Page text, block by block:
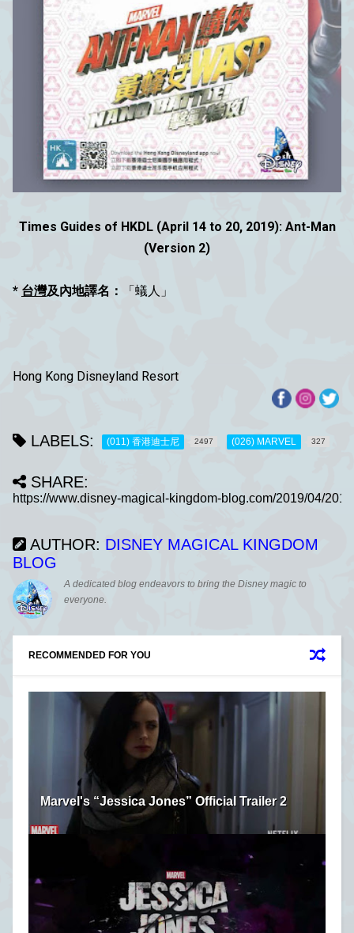
Times Guides of HKDL (April 14 to 20, 2019): Ant-Man
(Version 2)
* 台灣及內地譯名： 「蟻人」
Hong Kong Disneyland Resort
LABELS: (011) 香港迪士尼 2497 (026) MARVEL 327
SHARE:
AUTHOR: DISNEY MAGICAL KINGDOM
BLOG
A dedicated blog endeavors to bring the Disney magic to
everyone.
RECOMMENDED FOR YOU
Marvel's “Jessica Jones” Official Trailer 2